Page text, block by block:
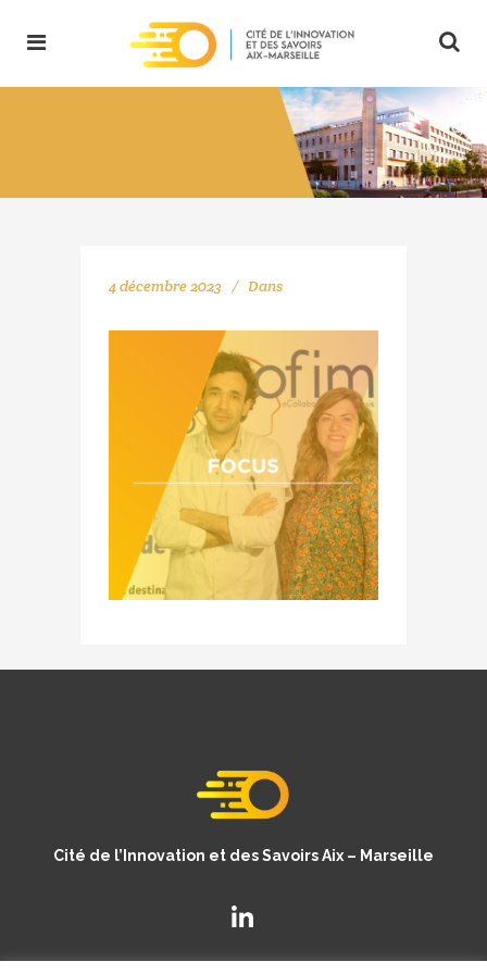
4 décembre 2023 Dans
Cité de l’Innovation et des Savoirs Aix – Marseille